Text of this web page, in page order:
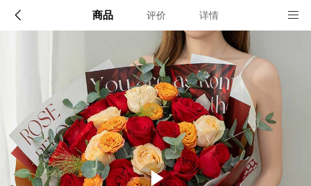
商品 评价 详情
配送说明
确定
店铺信息
该地区暂无配送门店
确定